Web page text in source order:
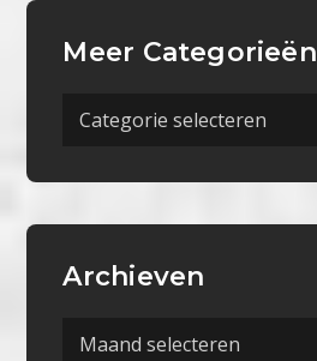
Meer Categorieën
Meer
Archieven
Archieven